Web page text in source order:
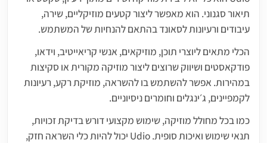
תיאור סגנוני. הוא מאפשר ליצור קטעים מוזיקליים, שירה,
עיבודים ורעיונות לסאונד בהתאם להנחיות של המשתמש.
הכלי מתאים ליוצרי תוכן, מוזיקאים, אנשי קריאייטיב, וידאו,
פודקאסטים ושיווק שרוצים ליצור מוזיקה מקורית או סקיצות
במהירות. אפשר להשתמש בו להשראה, מוזיקת רקע, רעיונות
לקמפיינים, ג׳ינגלים וחומרים ניסיוניים.
כמו בכל מחולל מוזיקה, שימוש מקצועי דורש בדיקת זכויות,
תנאי שימוש ואיכות סופית. Udio יכול להיות כלי השראה חזק,